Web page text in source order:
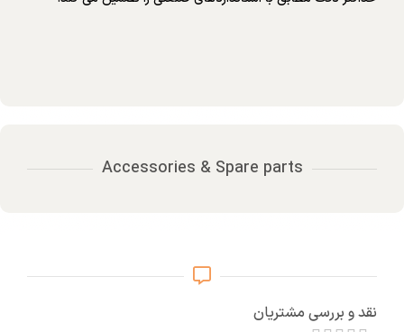
Accessories & Spare parts
نقد و بررسی مشتریان